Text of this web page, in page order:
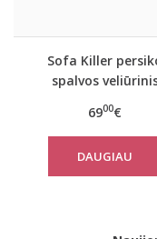
Sofa Killer
spalvos
6900€
DAUGIAU